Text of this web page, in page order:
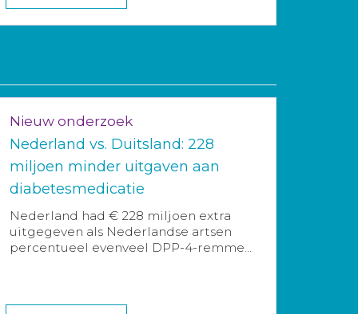
Nieuw onderzoek
Nederland vs. Duitsland: 228
miljoen minder uitgaven aan
diabetesmedicatie
Nederland had € 228 miljoen extra
uitgegeven als Nederlandse artsen
percentueel evenveel DPP-4-remme...